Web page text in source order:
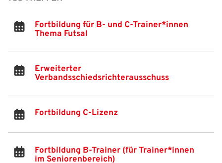
Fortbildung für B- und C-Trainer*innen
Thema Futsal
Erweiterter
Verbandsschiedsrichterausschuss
Fortbildung C-Lizenz
Fortbildung B-Trainer (für Trainer*innen
im Seniorenbereich)
#siekickt
Länderspiele